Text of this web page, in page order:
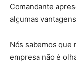
Comandante
algumas
Nós sabemos que
empresa não é